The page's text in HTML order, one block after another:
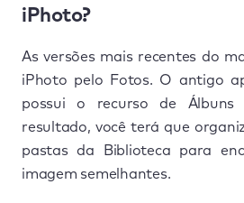
iPhoto?
As versões mais recentes do
iPhoto pelo Fotos. O antigo
possui o recurso de Álbuns
resultado, você terá que
pastas da Biblioteca para
imagem semelhantes.